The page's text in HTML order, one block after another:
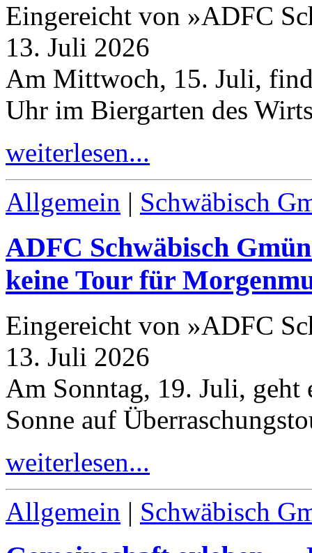
Eingereicht von »ADFC
13. Juli 2026
Am Mittwoch, 15. Juli,
Uhr im Biergarten des
weiterlesen...
Allgemein | Schwäbisch
ADFC Schwäbisch
keine Tour für
Eingereicht von »ADFC
13. Juli 2026
Am Sonntag, 19. Juli, geht
Sonne auf
weiterlesen...
Allgemein | Schwäbisch